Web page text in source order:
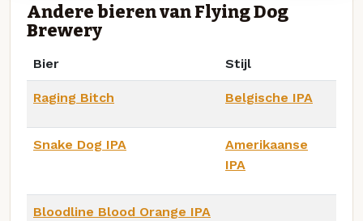
Andere bieren van Flying Dog
Brewery
Bier Stijl
Raging Bitch Belgische IPA
Snake Dog IPA
Amerikaanse
IPA
Bloodline Blood Orange IPA